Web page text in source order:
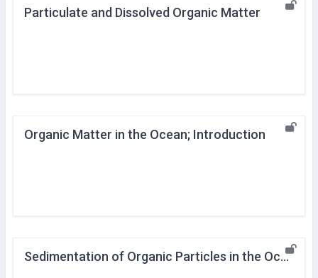
Particulate and Dissolved Organic Matter
Organic Matter in the Ocean; Introduction
Sedimentation of Organic Particles in the Ocean